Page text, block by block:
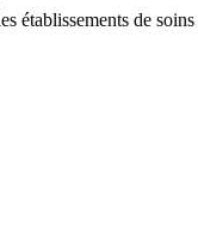
établissements de soins